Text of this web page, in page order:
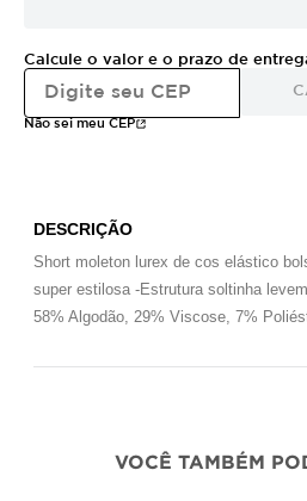
Calcule o valor e o prazo de
Não sei meu CEP
DESCRIÇÃO
Short moleton lurex de cos elástico
super estilosa -Estrutura soltinha
58% Algodão, 29% Viscose, 7%
VOCÊ TAMBÉM